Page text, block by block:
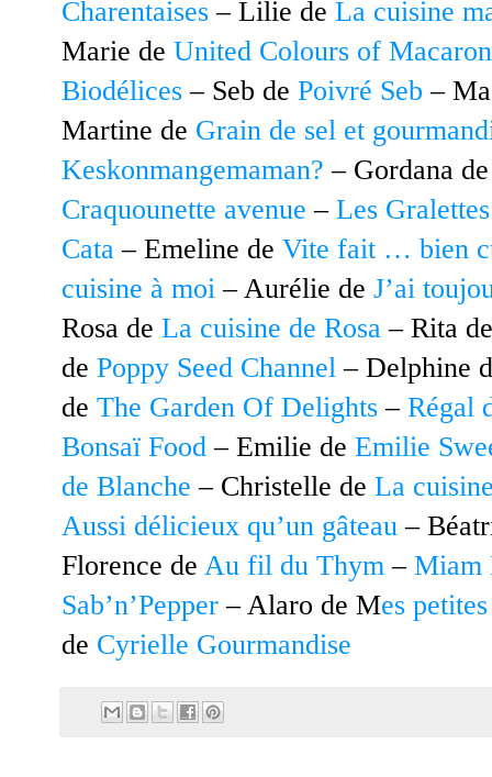
Charentaises – Lilie de La cuisine
Marie de United Colours of
Biodélices – Seb de Poivré Seb –
Martine de Grain de sel et
Keskonmangemaman? – Gordana
Craquounette avenue – Les Gralettes
Cata – Emeline de Vite fait … bien
cuisine à moi – Aurélie de J’ai
Rosa de La cuisine de Rosa – Rita
de Poppy Seed Channel – Delphine
de The Garden Of Delights – Régal
Bonsaï Food – Emilie de Emilie
de Blanche – Christelle de La
Aussi délicieux qu’un gâteau –
Florence de Au fil du Thym – Miam
Sab’n’Pepper – Alaro de Mes
de Cyrielle Gourmandise